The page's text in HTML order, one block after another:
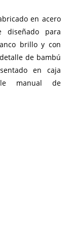
en acero
diseñado para
brillo y con
de bambú
en caja
manual de